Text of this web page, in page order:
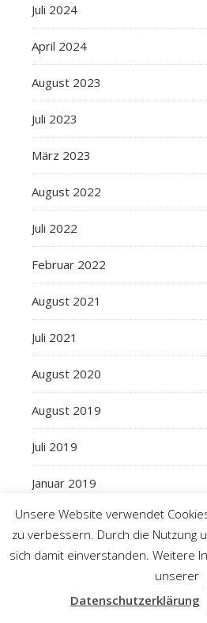
Juli 2024
April 2024
August 2023
Juli 2023
März 2023
August 2022
Juli 2022
Februar 2022
August 2021
Juli 2021
August 2020
August 2019
Juli 2019
Januar 2019
2026 Landkreis
Website-
WP Royal
Unsere Website verwendet
zu verbessern. Durch die Nutzung
sich damit einverstanden. Weitere
unserer
Datenschutzerklärung